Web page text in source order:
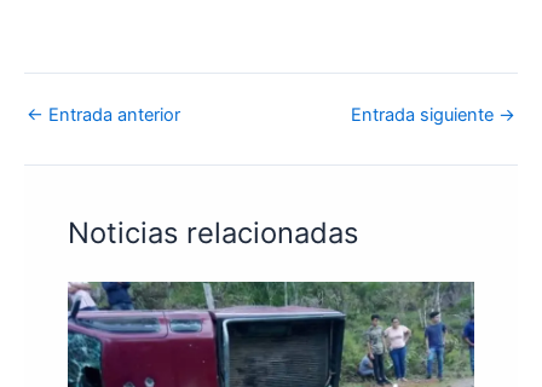
← Entrada anterior Entrada siguiente →
Noticias relacionadas